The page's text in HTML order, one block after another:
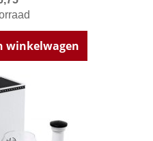
winkelwagen